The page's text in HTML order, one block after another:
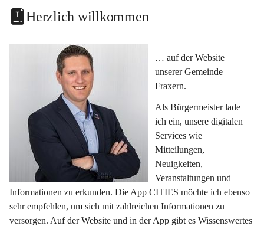
Herzlich willkommen
… auf der Website
unserer Gemeinde
Fraxern.
Als Bürgermeister lade
ich ein, unsere digitalen
Services wie
Mitteilungen,
Neuigkeiten,
Veranstaltungen und
Informationen zu erkunden. Die App CITIES möchte ich ebenso
sehr empfehlen, um sich mit zahlreichen Informationen zu
versorgen. Auf der Website und in der App gibt es Wissenswertes